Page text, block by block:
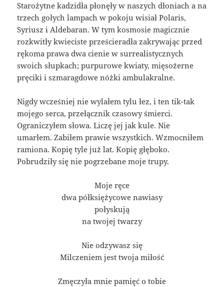
Starożytne kadzidła płonęły w naszych dłoniach a na
trzech gołych lampach w pokoju wisiał Polaris,
Syriusz i Aldebaran. W tym kosmosie magicznie
rozkwitły kwieciste prześcieradła zakrywając przed
rękoma prawa dwa cienie w surrealistycznych
swoich słupkach; purpurowe kwiaty, mięsożerne
pręciki i szmaragdowe nóżki ambulakralne.
Nigdy wcześniej nie wylałem tylu łez, i ten tik-tak
mojego serca, przełącznik czasowy śmierci.
Ograniczyłem słowa. Liczę jej jak kule. Nie
umarłem. Zabiłem prawie wszystkich. Wzmocniłem
ramiona. Kopię tyle już lat. Kopię głęboko.
Pobrudziły się nie pogrzebane moje trupy.
Moje ręce
dwa półksiężycowe nawiasy
połyskują
na twojej twarzy
Nie odzywasz się
Milczeniem jest twoja miłość
Zmęczyła mnie pamięć o tobie